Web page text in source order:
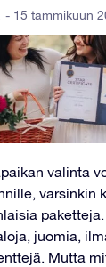
- 15 tammikuun
valinta
varsinkin
juomia,
Mutta